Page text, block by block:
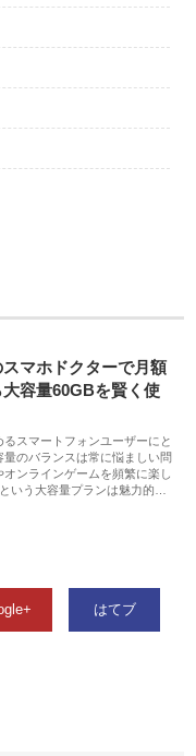
スマホドクターで月額
容量60GBを賢く使
スマートフォンユーザーにと
のバランスは常に悩ましい問
ンラインゲームを頻繁に楽し
いう大容量プランは魅力的…
はてブ